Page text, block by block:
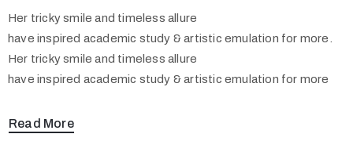
Her tricky smile and timeless allure
have inspired academic study & artistic emulation for more.
Her tricky smile and timeless allure
have inspired academic study & artistic emulation for more
Read More